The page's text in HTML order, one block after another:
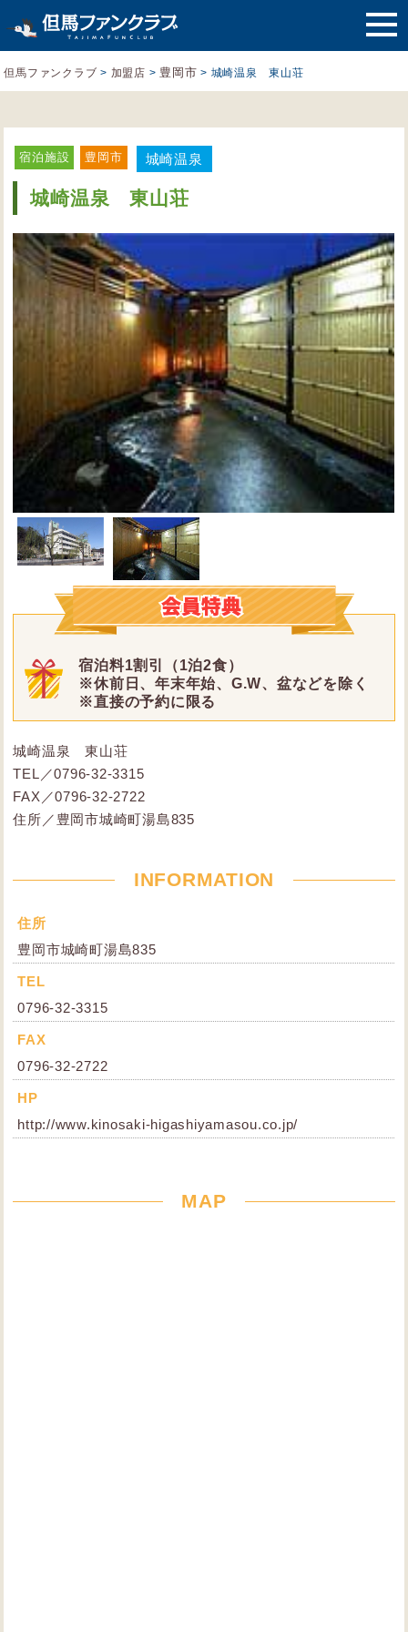
但馬ファンクラブ > 加盟店 > 豊岡市 > 城崎温泉 東山荘
宿泊施設 豊岡市 城崎温泉
城崎温泉 東山荘
宿泊料1割引（1泊2食）
※休前日、年末年始、G.W、盆などを除く
※直接の予約に限る
城崎温泉 東山荘
TEL／0796-32-3315
FAX／0796-32-2722
住所／豊岡市城崎町湯島835
INFORMATION
住所
豊岡市城崎町湯島835
TEL
0796-32-3315
FAX
0796-32-2722
HP
http://www.kinosaki-higashiyamasou.co.jp/
MAP